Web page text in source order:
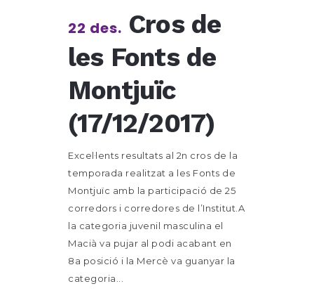
22 des. Cros de
les Fonts de
Montjuïc
(17/12/2017)
Excel·lents resultats al 2n cros de la
temporada realitzat a les Fonts de
Montjuïc amb la participació de 25
corredors i corredores de l’Institut.A
la categoria juvenil masculina el
Macià va pujar al podi acabant en
8a posició i la Mercè va guanyar la
categoria...